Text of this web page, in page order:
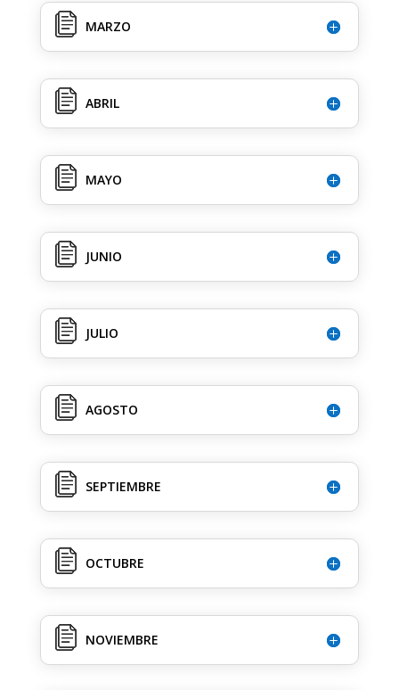
MARZO
ABRIL
MAYO
JUNIO
JULIO
AGOSTO
SEPTIEMBRE
OCTUBRE
NOVIEMBRE